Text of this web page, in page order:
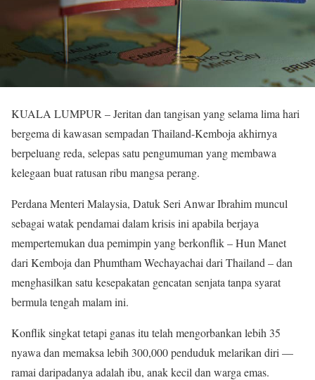
KUALA LUMPUR – Jeritan dan tangisan yang selama lima hari
bergema di kawasan sempadan Thailand-Kemboja akhirnya
berpeluang reda, selepas satu pengumuman yang membawa
kelegaan buat ratusan ribu mangsa perang.
Perdana Menteri Malaysia, Datuk Seri Anwar Ibrahim muncul
sebagai watak pendamai dalam krisis ini apabila berjaya
mempertemukan dua pemimpin yang berkonflik – Hun Manet
dari Kemboja dan Phumtham Wechayachai dari Thailand – dan
menghasilkan satu kesepakatan gencatan senjata tanpa syarat
bermula tengah malam ini.
Konflik singkat tetapi ganas itu telah mengorbankan lebih 35
nyawa dan memaksa lebih 300,000 penduduk melarikan diri —
ramai daripadanya adalah ibu, anak kecil dan warga emas.